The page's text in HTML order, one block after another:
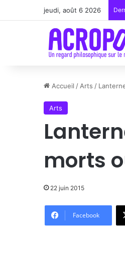
jeudi, août 6 2026
Accueil / Arts /
Arts
morts
22 juin 2015
Facebook